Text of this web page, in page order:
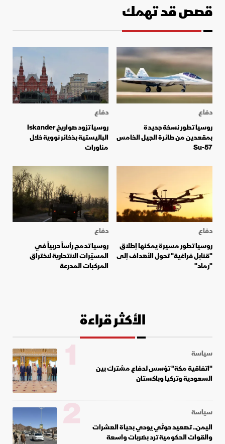
قصص قد تهمك
دفاع
روسيا تطور نسخة جديدة
بمقعدين من طائرة الجيل الخامس
Su-57
دفاع
روسيا تزود صواريخ Iskander
الباليستية بذخائر نووية خلال
مناورات
دفاع
روسيا تطور مسيرة يمكنها إطلاق
"قنابل فراغية" تحول الأهداف إلى
"رماد"
دفاع
روسيا تدمج رأساً حربياً في
المسيّرات الانتحارية لاختراق
المركبات المدرعة
الأكثر قراءة
سياسة
"اتفاقية مكة" تؤسس لدفاع مشترك بين
السعودية وتركيا وباكستان
1
سياسة
اليمن.. تصعيد حوثي يودي بحياة العشرات
والقوات الحكومية ترد بضربات واسعة
2